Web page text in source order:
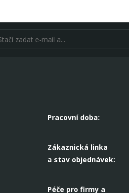
Pracovní doba:
Zákaznická linka
a stav objednávek:
Péče pro firmy a